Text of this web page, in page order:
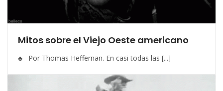
Mitos sobre el Viejo Oeste americano
♣ Por Thomas Heffernan. En casi todas las [...]